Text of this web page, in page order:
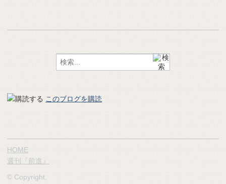
このブログを購読
HOME
週刊『前進』
© Copyright.